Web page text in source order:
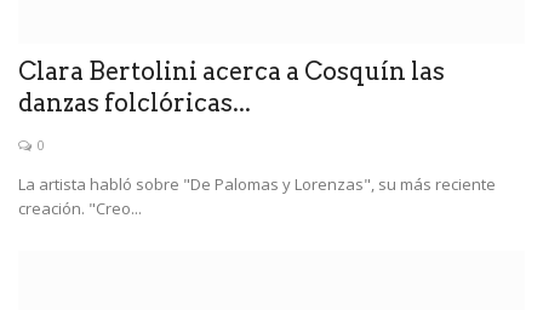
Clara Bertolini acerca a Cosquín las
danzas folclóricas...
0
La artista habló sobre "De Palomas y Lorenzas", su más reciente
creación. "Creo...